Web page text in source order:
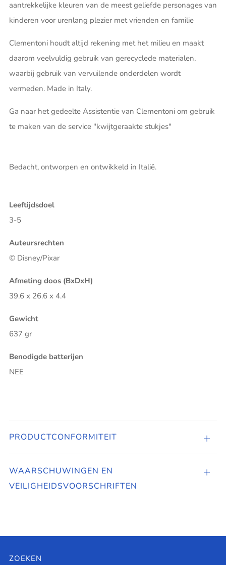
aantrekkelijke kleuren van de meest geliefde personages van
kinderen voor urenlang plezier met vrienden en familie
Clementoni houdt altijd rekening met het milieu en maakt
daarom veelvuldig gebruik van gerecyclede materialen,
waarbij gebruik van vervuilende onderdelen wordt
vermeden. Made in Italy.
Ga naar het gedeelte Assistentie van Clementoni om gebruik
te maken van de service "kwijtgeraakte stukjes"
Bedacht, ontworpen en ontwikkeld in Italië.
Leeftijdsdoel
3-5
Auteursrechten
© Disney/Pixar
Afmeting doos (BxDxH)
39.6 x 26.6 x 4.4
Gewicht
637 gr
Benodigde batterijen
NEE
PRODUCTCONFORMITEIT
WAARSCHUWINGEN EN
VEILIGHEIDSVOORSCHRIFTEN
ZOEKEN